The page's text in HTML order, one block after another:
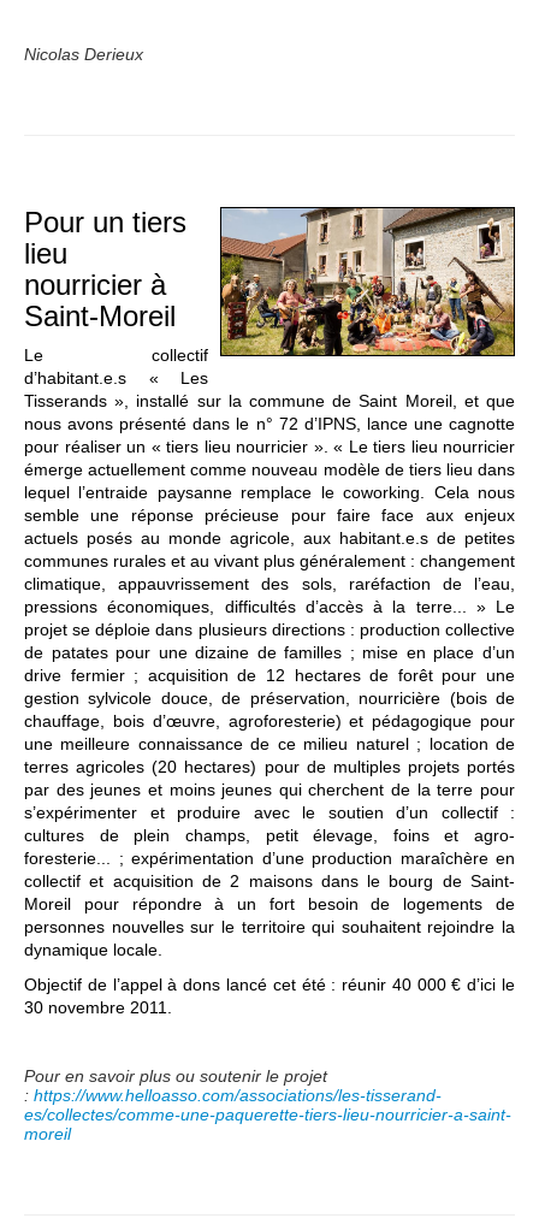
Nicolas Derieux
Pour un tiers
lieu
nourricier à
Saint-Moreil
Le collectif
d’habitant.e.s « Les
Tisserands », installé sur la commune de Saint Moreil, et que
nous avons présenté dans le n° 72 d’IPNS, lance une cagnotte
pour réaliser un « tiers lieu nourricier ». « Le tiers lieu nourricier
émerge actuellement comme nouveau modèle de tiers lieu dans
lequel l’entraide paysanne remplace le coworking. Cela nous
semble une réponse précieuse pour faire face aux enjeux
actuels posés au monde agricole, aux habitant.e.s de petites
communes rurales et au vivant plus généralement : changement
climatique, appauvrissement des sols, raréfaction de l’eau,
pressions économiques, difficultés d’accès à la terre... » Le
projet se déploie dans plusieurs directions : production collective
de patates pour une dizaine de familles ; mise en place d’un
drive fermier ; acquisition de 12 hectares de forêt pour une
gestion sylvicole douce, de préservation, nourricière (bois de
chauffage, bois d’œuvre, agroforesterie) et pédagogique pour
une meilleure connaissance de ce milieu naturel ; location de
terres agricoles (20 hectares) pour de multiples projets portés
par des jeunes et moins jeunes qui cherchent de la terre pour
s’expérimenter et produire avec le soutien d’un collectif :
cultures de plein champs, petit élevage, foins et agro-
foresterie... ; expérimentation d’une production maraîchère en
collectif et acquisition de 2 maisons dans le bourg de Saint-
Moreil pour répondre à un fort besoin de logements de
personnes nouvelles sur le territoire qui souhaitent rejoindre la
dynamique locale.
Objectif de l’appel à dons lancé cet été : réunir 40 000 € d’ici le
30 novembre 2011.
Pour en savoir plus ou soutenir le projet
: https://www.helloasso.com/associations/les-tisserand-
es/collectes/comme-une-paquerette-tiers-lieu-nourricier-a-saint-
moreil